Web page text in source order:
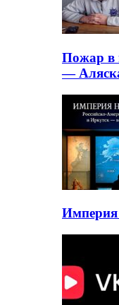
Пожар в
—
Империя